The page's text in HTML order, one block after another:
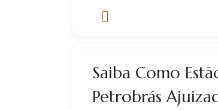
Saiba Como
Petrobrás